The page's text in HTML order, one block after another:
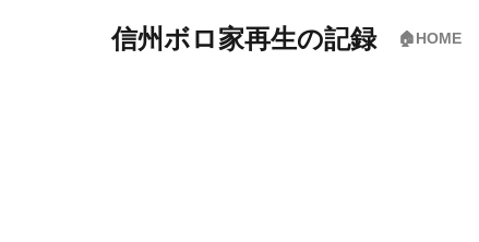
信州ボロ家再生の記録 🏠HOME